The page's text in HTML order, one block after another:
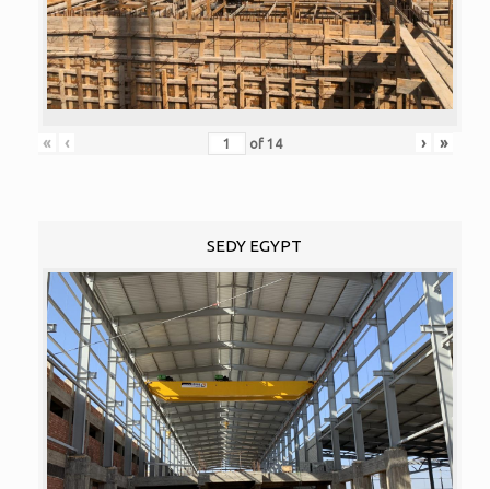
« ‹ of 14 › »
SEDY EGYPT